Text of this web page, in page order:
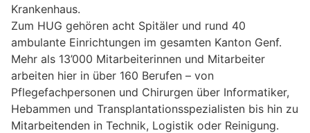
Krankenhaus.
Zum HUG gehören acht Spitäler und rund 40
ambulante Einrichtungen im gesamten Kanton Genf.
Mehr als 13’000 Mitarbeiterinnen und Mitarbeiter
arbeiten hier in über 160 Berufen – von
Pflegefachpersonen und Chirurgen über Informatiker,
Hebammen und Transplantationsspezialisten bis hin zu
Mitarbeitenden in Technik, Logistik oder Reinigung.